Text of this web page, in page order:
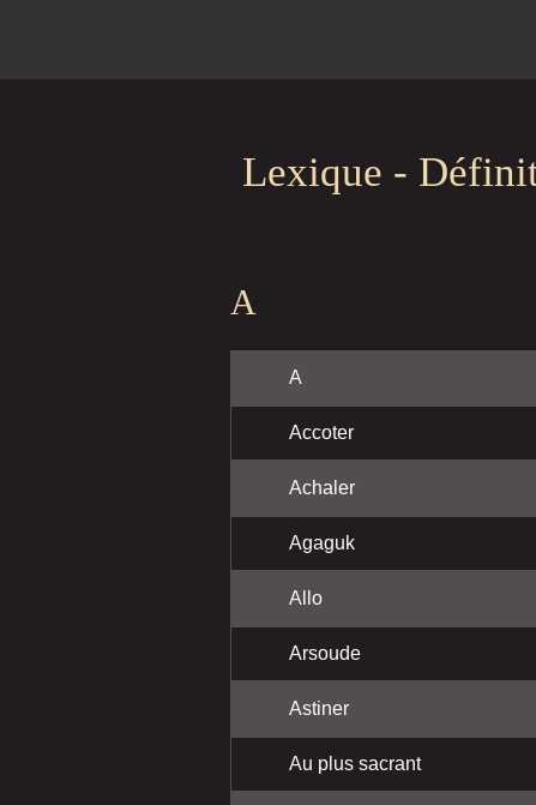
Lexique -
A
A
Accoter
Achaler
Agaguk
Allo
Arsoude
Astiner
Au plus sacrant